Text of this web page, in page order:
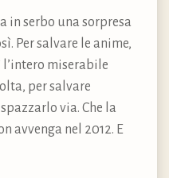
in serbo una sorpresa
Per salvare le anime,
miserabile
per salvare
via. Che la
avvenga nel 2012. E